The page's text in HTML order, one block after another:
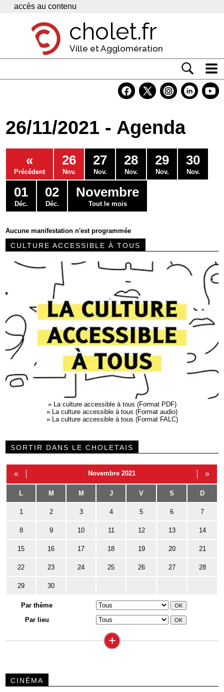
Panneau de gestion des cookies
accès au contenu
cholet.fr
Ville et Agglomération
Economie
Services
Contacts
26/11/2021 - Agenda
«
Précédent
26
Nov.
27
Nov.
28
Nov.
29
Nov.
30
Nov.
01
Déc.
02
Déc.
Novembre
Tout le mois
Aucune manifestation n'est programmée
CULTURE ACCESSIBLE À TOUS
»
La culture accessible à tous (Format PDF)
»
La culture accessible à tous (Format audio)
»
La culture accessible à tous (Format FALC)
SORTIR DANS LE CHOLETAIS
« Novembre 2021 »
L M M J V S D
1 2 3 4 5 6 7
8 9 10 11 12 13 14
15 16 17 18 19 20 21
22 23 24 25 26 27 28
29 30
Par thème
Par lieu
+
CINÉMA